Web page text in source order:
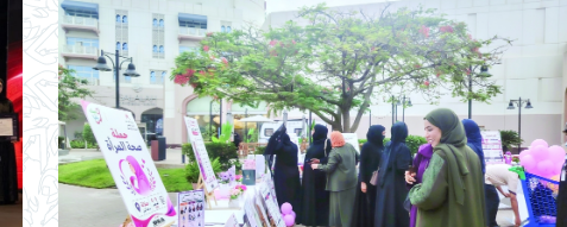
الوصول إلى المؤسسات الصحية...